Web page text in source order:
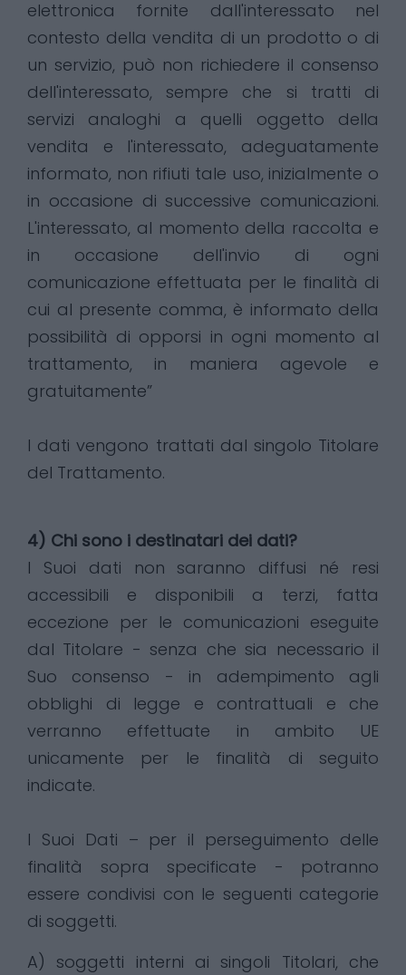
elettronica fornite dall'interessato nel
contesto della vendita di un prodotto o di
un servizio, può non richiedere il consenso
dell'interessato, sempre che si tratti di
servizi analoghi a quelli oggetto della
vendita e l'interessato, adeguatamente
informato, non rifiuti tale uso, inizialmente o
in occasione di successive comunicazioni.
L'interessato, al momento della raccolta e
in occasione dell'invio di ogni
comunicazione effettuata per le finalità di
cui al presente comma, è informato della
possibilità di opporsi in ogni momento al
trattamento, in maniera agevole e
gratuitamente”
I dati vengono trattati dal singolo Titolare
del Trattamento.
4) Chi sono i destinatari dei dati?
I Suoi dati non saranno diffusi né resi
accessibili e disponibili a terzi, fatta
eccezione per le comunicazioni eseguite
dal Titolare - senza che sia necessario il
Suo consenso - in adempimento agli
obblighi di legge e contrattuali e che
verranno effettuate in ambito UE
unicamente per le finalità di seguito
indicate.
I Suoi Dati – per il perseguimento delle
finalità sopra specificate - potranno
essere condivisi con le seguenti categorie
di soggetti.
A) soggetti interni ai singoli Titolari, che